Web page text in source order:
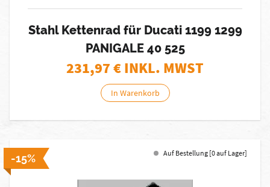
Stahl Kettenrad für Ducati 1199 1299
PANIGALE 40 525
231,97€ INKL. MWST
In Warenkorb
-15% Auf Bestellung [0 auf Lager]